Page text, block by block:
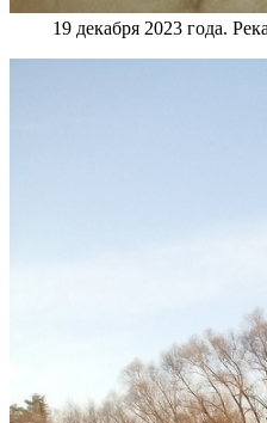
19 декабря 2023 года.